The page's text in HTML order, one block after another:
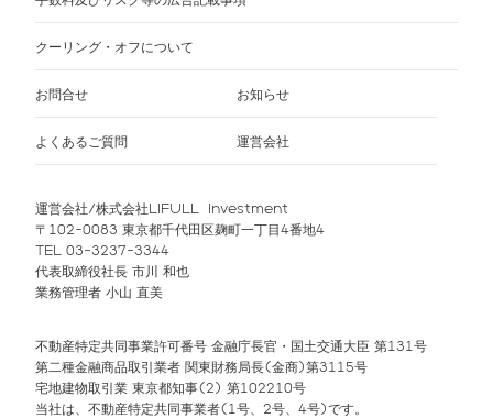
クーリング・オフについて
お問合せ お知らせ
よくあるご質問 運営会社
運営会社/株式会社LIFULL Investment
〒102-0083 東京都千代田区麹町一丁目4番地4
TEL 03-3237-3344
代表取締役社長 市川 和也
業務管理者 小山 直美
不動産特定共同事業許可番号 金融庁長官・国土交通大臣 第131号
第二種金融商品取引業者 関東財務局長(金商)第3115号
宅地建物取引業 東京都知事(2) 第102210号
当社は、不動産特定共同事業者(1号、2号、4号)です。